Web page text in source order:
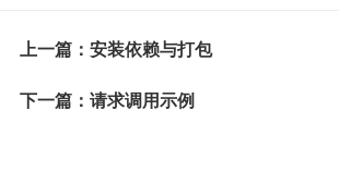
上一篇：安装依赖与打包
下一篇：请求调用示例